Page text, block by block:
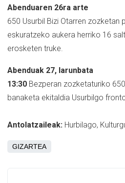
Abenduaren 26ra arte
650 Usurbil Bizi Otarren zozketan
eskuratzeko aukera herriko 16
erosketen truke.
Abenduak 27, larunbata
13:30 Bezperan zozketaturiko
banaketa ekitaldia Usurbilgo
Antolatzaileak: Hurbilago,
GIZARTEA